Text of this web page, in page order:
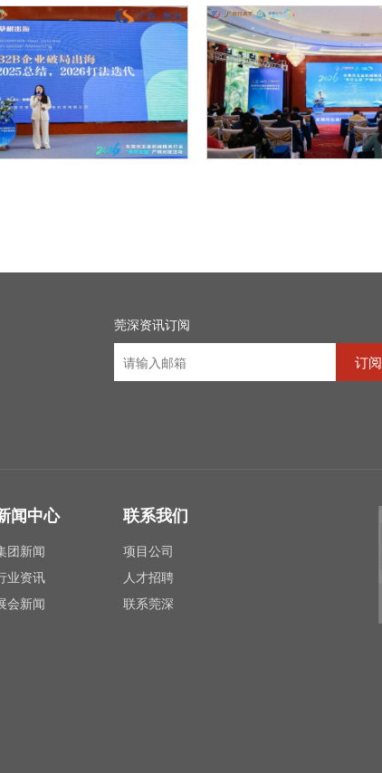
莞深资讯订阅
订阅
闻中心
团新闻
业资讯
会新闻
联系我们
项目公司
人才招聘
联系莞深